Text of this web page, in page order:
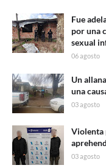
Fue
por una
sexual
06 agosto
Un
una
03 agosto
Violenta
03 agosto